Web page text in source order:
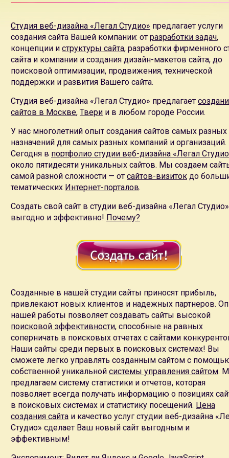
сохранность данных, оплачиваем услуги третьих лиц
Возможносоздание сайта в кредитна срок 12 месяцев.
Создание сайта-визитки, создание сайта компании,
Интернет-журнала,создание портала,создание промо-
Вы можетезаказать создание сайта в кредитна срок 12
Поисковая эффективностьнаших сайтов проверена
эффективность, хорошие позиции в поисковых
даже без затрат напоисковое продвижение сайта
Мы создаем сайты только на уникальном дизайне. Мы
информацию на сайте
Модульная система управления базами данных сайта,
сайта и широкие возможности публикации фотографий,
Система управления не является универсальной, мы
Система управления сайтом не будет содержать лишних
Специальное созданиесистемы управления для сайта
универсальные системы управления CMS
Учитывая возможности системы управления
технической поддержке сайта
предложение создания веб-сайта.
разработкам веб-сайтов в Москве
услуги создания веб-сайтовв любой
Нашацена создания веб-сайта позволяет окупить
Это значит, что при правильной работе с наполнением
по тематическим запросам
Поисковая эффективностьнаших веб-сайтов проверена
поисковую эффективность, хорошие позиции в
посещаемость даже без затрат напоисковое
Мы создаем веб-сайты только на уникальном дизайне.
С учетом требований технического задания,
дизайн-макета главной страницы веб-сайта на выбор.
Специальное разработкасистемы управления для веб-
универсальные системы управления CMS
Учитывая возможности системы управления
технической поддержке веб-сайта
В рамкахтехнической поддержки веб-сайта
Студия веб-дизайна «Легал Студио» предлагает услуги
создания сайта Вашей компании: от разработки задач,
концепции и структуры сайта, разработки фирменного
сайта и компании и создания дизайн-макетов сайта, до
поисковой оптимизации, продвижения, технической
поддержки и развития Вашего сайта.
Студия веб-дизайна «Легал Студио» предлагает
сайтов в Москве, Твери и в любом городе России.
У нас многолетний опыт создания сайтов самых разных
назначений для самых разных компаний и организаций.
Сегодня в портфолио студии веб-дизайна «Легал
около пятидесяти уникальных сайтов. Мы создаем
самой разной сложности — от сайтов-визиток до
тематических Интернет-порталов.
Создать свой сайт в студии веб-дизайна «Легал Студио»
выгодно и эффективно! Почему?
Созданные в нашей студии сайты приносят прибыль,
привлекают новых клиентов и надежных партнеров.
нашей работы позволяет создавать сайты высокой
поисковой эффективности, способные на равных
соперничать в поисковых отчетах с сайтами
Наши сайты среди первых в поисковых системах! Вы
сможете легко управлять созданным сайтом с
собственной уникальной системы управления сайтом.
предлагаем систему статистики и отчетов, которая
позволяет всегда получать информацию о позициях
в поисковых системах и статистику посещений. Цена
создания сайта и качество услуг студии веб-дизайна
Студио» сделает Ваш новый сайт выгодным и
эффективным!